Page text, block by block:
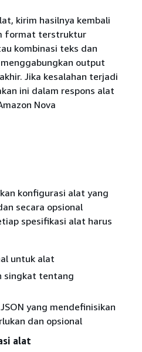
kirim hasilnya kembali
format terstruktur
kombinasi teks dan
output
Jika kesalahan terjadi
ini dalam respons alat
Nova
konfigurasi alat yang
secara opsional
spesifikasi alat harus
untuk alat
singkat tentang
JSON yang mendefinisikan
dan opsional
alat